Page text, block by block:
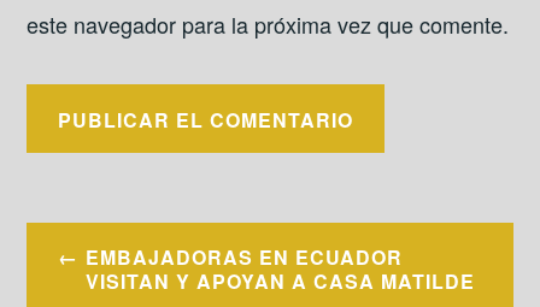
este navegador para la próxima vez que comente.
Navegación
EMBAJADORAS EN ECUADOR
VISITAN Y APOYAN A CASA MATILDE